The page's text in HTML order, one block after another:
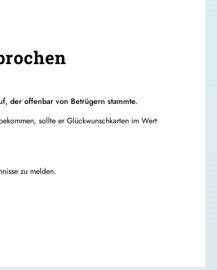
der offenbar von Betrügern stammte.
sollte er Glückwunschkarten im Wert
zu melden.